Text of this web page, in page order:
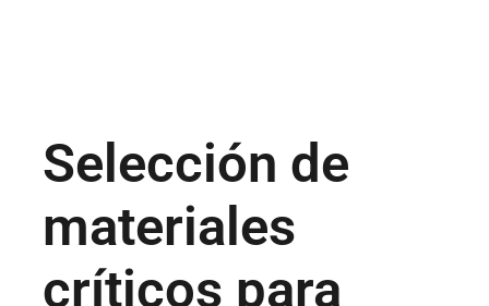
Selección de
materiales
críticos para